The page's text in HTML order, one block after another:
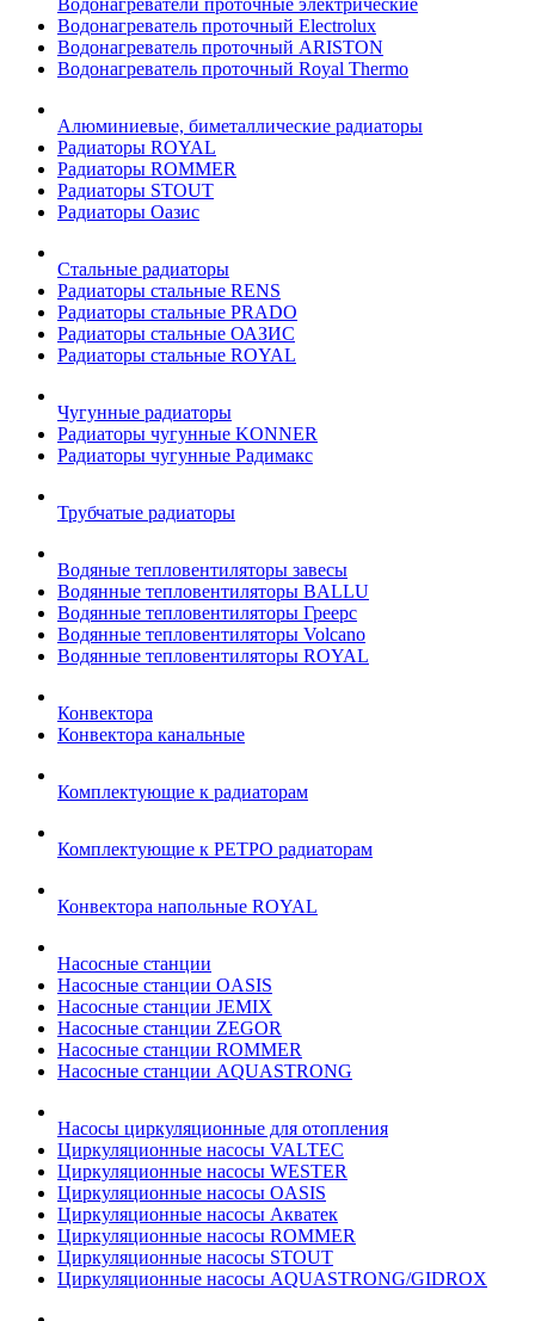
Водонагреватели проточные электрические
Водонагреватель проточный Electrolux
Водонагреватель проточный ARISTON
Водонагреватель проточный Royal Thermo
Алюминиевые, биметаллические радиаторы
Радиаторы ROYAL
Радиаторы ROMMER
Радиаторы STOUT
Радиаторы Оазис
Стальные радиаторы
Радиаторы стальные RENS
Радиаторы стальные PRADO
Радиаторы стальные ОАЗИС
Радиаторы стальные ROYAL
Чугунные радиаторы
Радиаторы чугунные KONNER
Радиаторы чугунные Радимакс
Трубчатые радиаторы
Водяные тепловентиляторы завесы
Водянные тепловентиляторы BALLU
Водянные тепловентиляторы Греерс
Водянные тепловентиляторы Volcano
Водянные тепловентиляторы ROYAL
Конвектора
Конвектора канальные
Комплектующие к радиаторам
Комплектующие к РЕТРО радиаторам
Конвектора напольные ROYAL
Насосные станции
Насосные станции OASIS
Насосные станции JEMIX
Насосные станции ZEGOR
Насосные станции ROMMER
Насосные станции AQUASTRONG
Насосы циркуляционные для отопления
Циркуляционные насосы VALTEC
Циркуляционные насосы WESTER
Циркуляционные насосы OASIS
Циркуляционные насосы Акватек
Циркуляционные насосы ROMMER
Циркуляционные насосы STOUT
Циркуляционные насосы AQUASTRONG/GIDROX